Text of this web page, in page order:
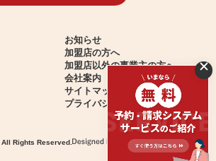
お知らせ
加盟店の方へ
加盟店以外の事業主の方へ
会社案内
サイトマップ
プライバシーポリシー
All Rights Reserved.